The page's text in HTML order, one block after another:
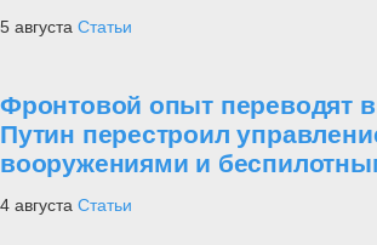
5 августа Статьи
Фронтовой опыт переводят
Путин перестроил
вооружениями и
4 августа Статьи